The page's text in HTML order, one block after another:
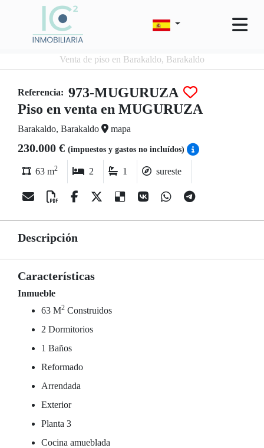
Venta de piso en Barakaldo, Barakaldo
Referencia: 973-MUGURUZA
Piso en venta en MUGURUZA
Barakaldo, Barakaldo mapa
230.000 € (impuestos y gastos no incluídos)
63 m2 2 1 sureste
Descripción
Características
Inmueble
63 M2 Construidos
2 Dormitorios
1 Baños
Reformado
Arrendada
Exterior
Planta 3
Cocina amueblada